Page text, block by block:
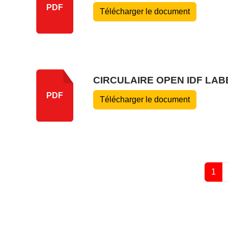
PDF Télécharger le document
PDF
CIRCULAIRE OPEN IDF
Télécharger le document
1